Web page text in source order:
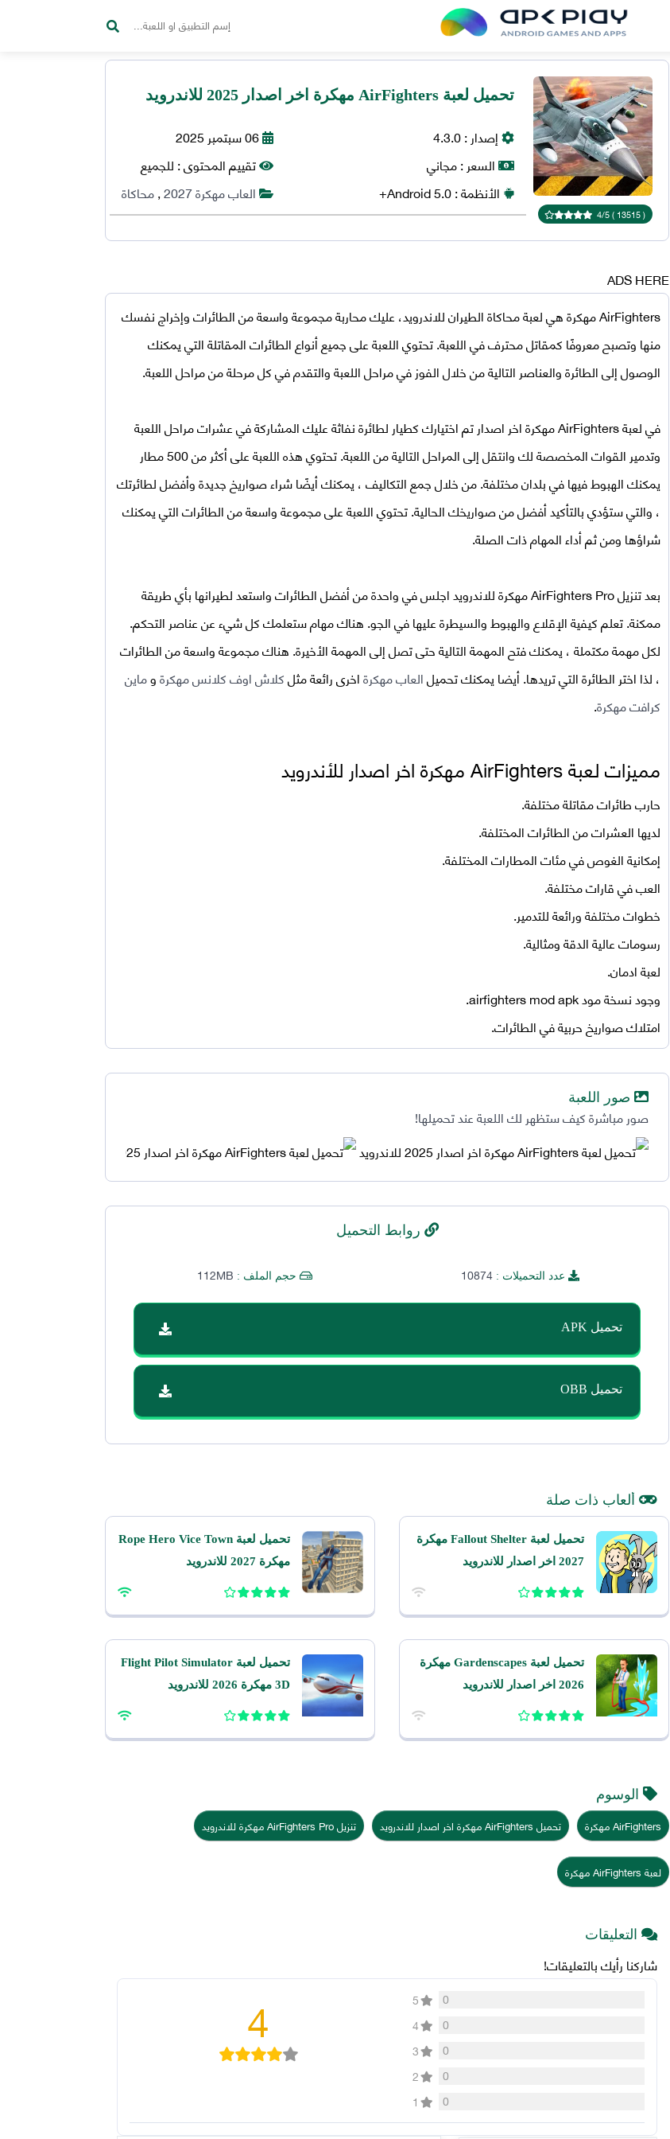
تحميل لعبة AirFighters مهكرة اخر اصدار 2025 للاندرويد
إصدار :4.3.0
السعر :مجاني
الأنظمة :
Android5.0+
06 سبتمبر 2025
تقييم المحتوى :للجميع
العاب مهكرة 2027
,محاكاة
(
13515
)
4/5
ADS HERE
AirFighters مهكرة
هي لعبة محاكاة الطيران للاندرويد، عليك محاربة مجموعة واسعة من الطائرات وإخراج نفسك
منها وتصبح معروفًا كمقاتل محترف في اللعبة. تحتوي اللعبة على جميع أنواع الطائرات المقاتلة التي يمكنك
الوصول إلى الطائرة والعناصر التالية من خلال الفوز في مراحل اللعبة والتقدم في كل مرحلة من مراحل اللعبة.
فيلعبة AirFighters مهكرة اخر اصدار
تم اختيارك كطيار لطائرة نفاثة عليك المشاركة في عشرات مراحل اللعبة
وتدمير القوات المخصصة لك وانتقل إلى المراحل التالية من اللعبة. تحتوي هذه اللعبة على أكثر من 500 مطار
يمكنك الهبوط فيها في بلدان مختلفة. من خلال جمع التكاليف ، يمكنك أيضًا شراء صواريخ جديدة وأفضل لطائرتك
، والتي ستؤدي بالتأكيد أفضل من صواريخك الحالية. تحتوي اللعبة على مجموعة واسعة من الطائرات التي يمكنك
شراؤها ومن ثم أداء المهام ذات الصلة.
بعدتنزيل AirFighters Pro مهكرة للاندرويد
اجلس في واحدة من أفضل الطائرات واستعد لطيرانها بأي طريقة
ممكنة. تعلم كيفية الإقلاع والهبوط والسيطرة عليها في الجو. هناك مهام ستعلمك كل شيء عن عناصر التحكم.
لكل مهمة مكتملة ، يمكنك فتح المهمة التالية حتى تصل إلى المهمة الأخيرة. هناك مجموعة واسعة من الطائرات
، لذا اختر الطائرة التي تريدها. أيضا يمكنك تحميلالعاب مهكرةاخرى رائعة مثلكلاش اوف كلانس مهكرةوماين
كرافت مهكرة.
مميزات لعبةAirFighters مهكرة اخر اصدار للأندرويد
حارب طائرات مقاتلة مختلفة.
لديها العشرات من الطائرات المختلفة.
إمكانية الغوص في مئات المطارات المختلفة.
العب في قارات مختلفة.
خطوات مختلفة ورائعة للتدمير.
رسومات عالية الدقة ومثالية.
لعبة ادمان.
وجود نسخة مودairfighters mod apk
.
امتلاك صواريخ حربية في الطائرات.
صور اللعبة
صور مباشرة كيف ستظهر لك اللعبة عند تحميلها!
روابط التحميل
عدد التحميلات :10874 حجم الملف : 112MB
تحميل APK
تحميل OBB
ألعاب ذات صلة
تحميل لعبة Fallout Shelter مهكرة
2027 اخر اصدار للاندرويد
تحميل لعبة Rope Hero Vice Town
مهكرة 2027 للاندرويد
تحميل لعبة Gardenscapes مهكرة
2026 اخر اصدار للاندرويد
تحميل لعبة Flight Pilot Simulator
3D مهكرة 2026 للاندرويد
الوسوم
AirFighters مهكرة تحميل AirFighters مهكرة اخر اصدار للاندرويد تنزيل AirFighters Pro مهكرة للاندرويد
لعبة AirFighters مهكرة
التعليقات
شاركنا رأيك بالتعليقات!
0
5
0
4
0
3
0
2
0
1
4